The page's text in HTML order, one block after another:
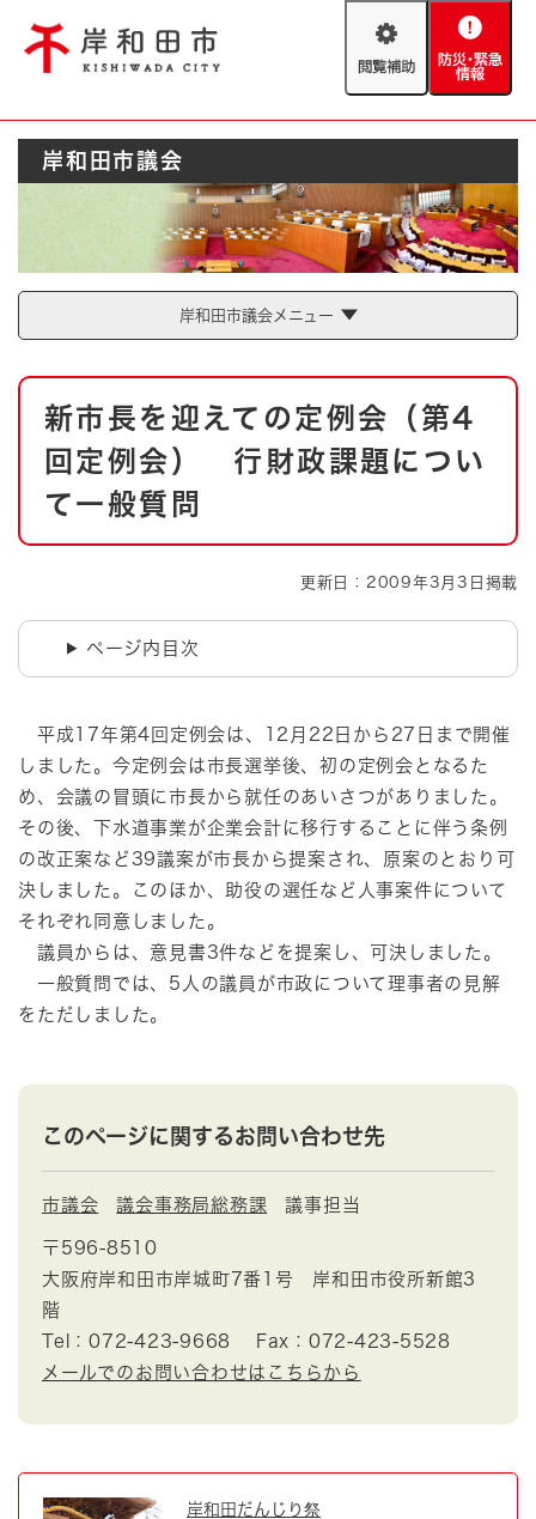
閲
助
防
緊
情
報
Foreign language
やさしい日本語
とじる
防災・緊急情報
ハザードマップ AED設置箇所
とじる
岸和田市議会
岸和田市議会メニュー
本
新市長を迎えての定例会（第4
回定例会） 行財政課題につい
て一般質問
更新日：2009年3月3日掲載
ページ内目次
平成17年第4回定例会は、12月22日から27日まで開催
しました。今定例会は市長選挙後、初の定例会となるた
め、会議の冒頭に市長から就任のあいさつがありました。
その後、下水道事業が企業会計に移行することに伴う条例
の改正案など39議案が市長から提案され、原案のとおり可
決しました。このほか、助役の選任など人事案件について
それぞれ同意しました。
議員からは、意見書3件などを提案し、可決しました。
一般質問では、5人の議員が市政について理事者の見解
をただしました。
このページに関するお問い合わせ先
市議会 議会事務局総務課 議事担当
〒596-8510
大阪府岸和田市岸城町7番1号 岸和田市役所新館3
階
Tel：072-423-9668
Fax：072-423-5528
メールでのお問い合わせはこちらから
岸和田だんじり祭